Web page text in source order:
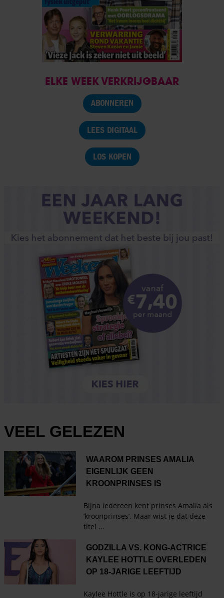
ELKE WEEK VERKRIJGBAAR
ABONNEREN
LEES DIGITAAL
LOS KOPEN